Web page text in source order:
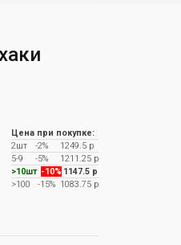
Цена при покупке:
2шт
-2%
1249.5 р
5-9
-5%
1211.25 р
>10шт -10% 1147.5 р
>100
-15%1083.75 р